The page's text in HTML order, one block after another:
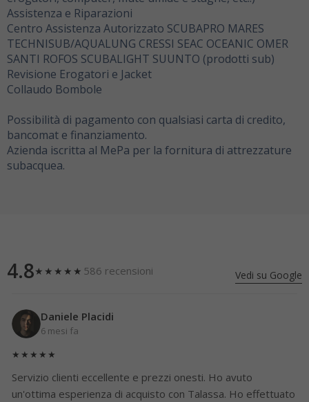
Assistenza e Riparazioni
Centro Assistenza Autorizzato SCUBAPRO MARES
TECHNISUB/AQUALUNG CRESSI SEAC OCEANIC OMER
SANTI ROFOS SCUBALIGHT SUUNTO (prodotti sub)
Revisione Erogatori e Jacket
Collaudo Bombole
Possibilità di pagamento con qualsiasi carta di credito,
bancomat e finanziamento.
Azienda iscritta al MePa per la fornitura di attrezzature
subacquea.
4.8★★★★★ 586 recensioni Vedi su Google
Daniele Placidi
6 mesi fa
★★★★★
Servizio clienti eccellente e prezzi onesti. Ho avuto
un'ottima esperienza di acquisto con Talassa. Ho effettuato